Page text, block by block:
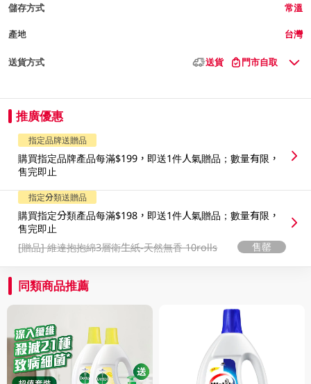
儲存方式 常溫
產地 台灣
送貨方式 送貨 門市自取
推廣優惠
指定品牌送贈品
購買指定品牌產品每滿$199，即送1件人氣贈品；數量有限，
售完即止
指定分類送贈品
購買指定分類產品每滿$198，即送1件人氣贈品；數量有限，
售完即止
[贈品]維達抱抱綿3層衛生紙-天然無香 10rolls 售罄
同類商品推薦